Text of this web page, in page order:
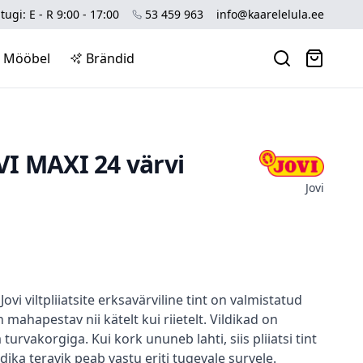
E - R 9:00 - 17:00 53 459 963 info@kaarelelula.ee
Mööbel Brändid
MAXI 24 värvi
Jovi
viltpliiatsite erksavärviline tint on valmistatud
nii kätelt kui riietelt. Vildikad on
Kui kork ununeb lahti, siis pliiatsi tint
teravik peab vastu eriti tugevale survele.